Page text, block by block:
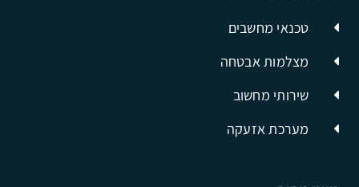
טכנאי מחשבים
מצלמות אבטחה
שירותי מחשוב
מערכת אזעקה